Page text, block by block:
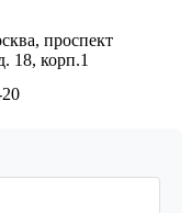
проспект
18, корп.1